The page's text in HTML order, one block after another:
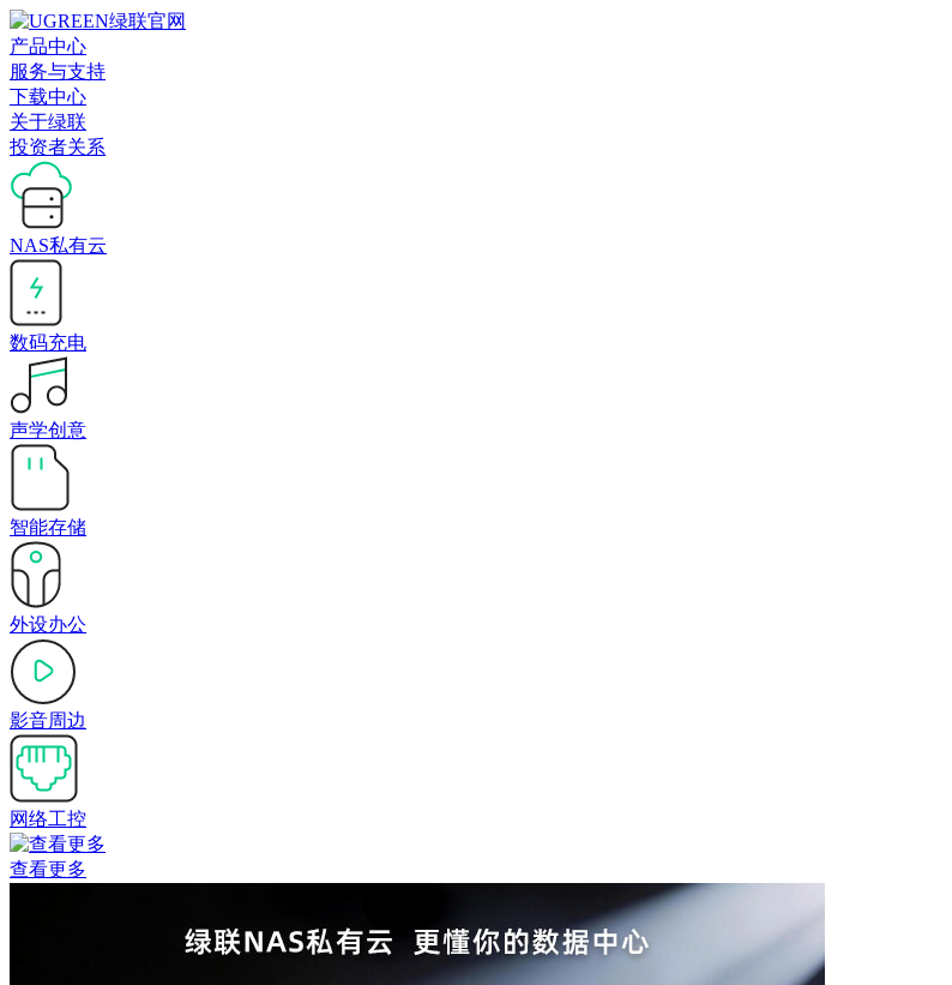
产品中心
服务与支持
下载中心
关于绿联
投资者关系
NAS私有云
数码充电
声学创意
智能存储
外设办公
影音周边
网络工控
查看更多